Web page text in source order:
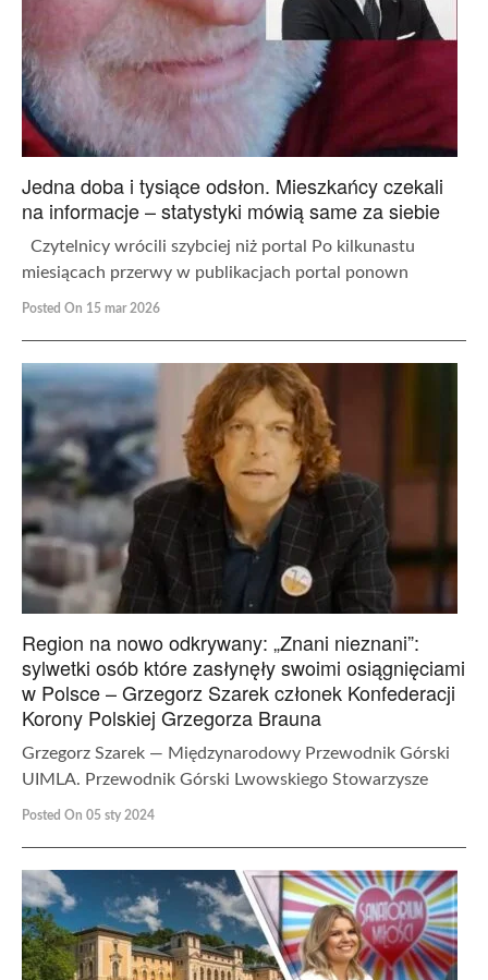
Jedna doba i tysiące odsłon. Mieszkańcy czekali
na informacje – statystyki mówią same za siebie
Czytelnicy wrócili szybciej niż portal Po kilkunastu
miesiącach przerwy w publikacjach portal ponown
Posted On 15 mar 2026
Region na nowo odkrywany: „Znani nieznani”:
sylwetki osób które zasłynęły swoimi osiągnięciami
w Polsce – Grzegorz Szarek członek Konfederacji
Korony Polskiej Grzegorza Brauna
Grzegorz Szarek — Międzynarodowy Przewodnik Górski
UIMLA. Przewodnik Górski Lwowskiego Stowarzysze
Posted On 05 sty 2024